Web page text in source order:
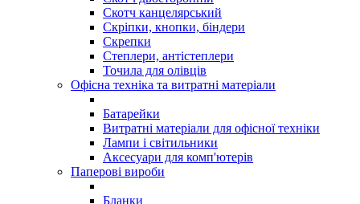
Скотч канцелярський
Скріпки, кнопки, біндери
Скрепки
Степлери, антістеплери
Точила для олівців
Офісна техніка та витратні матеріали
Батарейки
Витратні матеріали для офісної техніки
Лампи і світильники
Аксесуари для комп'ютерів
Паперові вироби
Бланки